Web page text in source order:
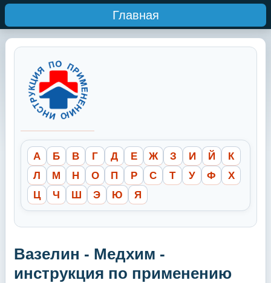
Главная
А Б В Г Д Е Ж З И Й
К
Л
М Н О П Р С Т У Ф
Х
Ц
Ч Ш Э Ю Я
Вазелин - Медхим -
инструкция по применению